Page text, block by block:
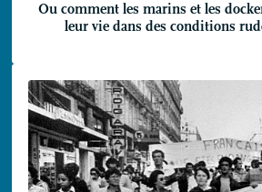
Ou comment les marins et les
leur vie dans des conditions